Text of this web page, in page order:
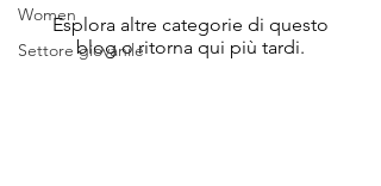
Women
Settore giovanile
Esplora altre categorie di questo
blog o ritorna qui più tardi.